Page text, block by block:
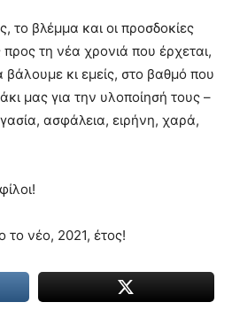
το βλέμμα και οι προσδοκίες
τη νέα χρονιά που έρχεται,
κι εμείς, στο βαθμό που
μας για την υλοποίησή τους –
ασφάλεια, ειρήνη, χαρά,
το νέο, 2021, έτος!